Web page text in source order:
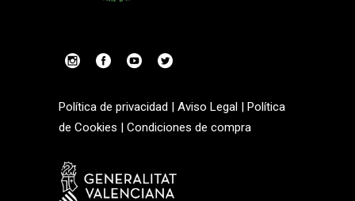
Política de privacidad | Aviso Legal | Política
de Cookies | Condiciones de compra